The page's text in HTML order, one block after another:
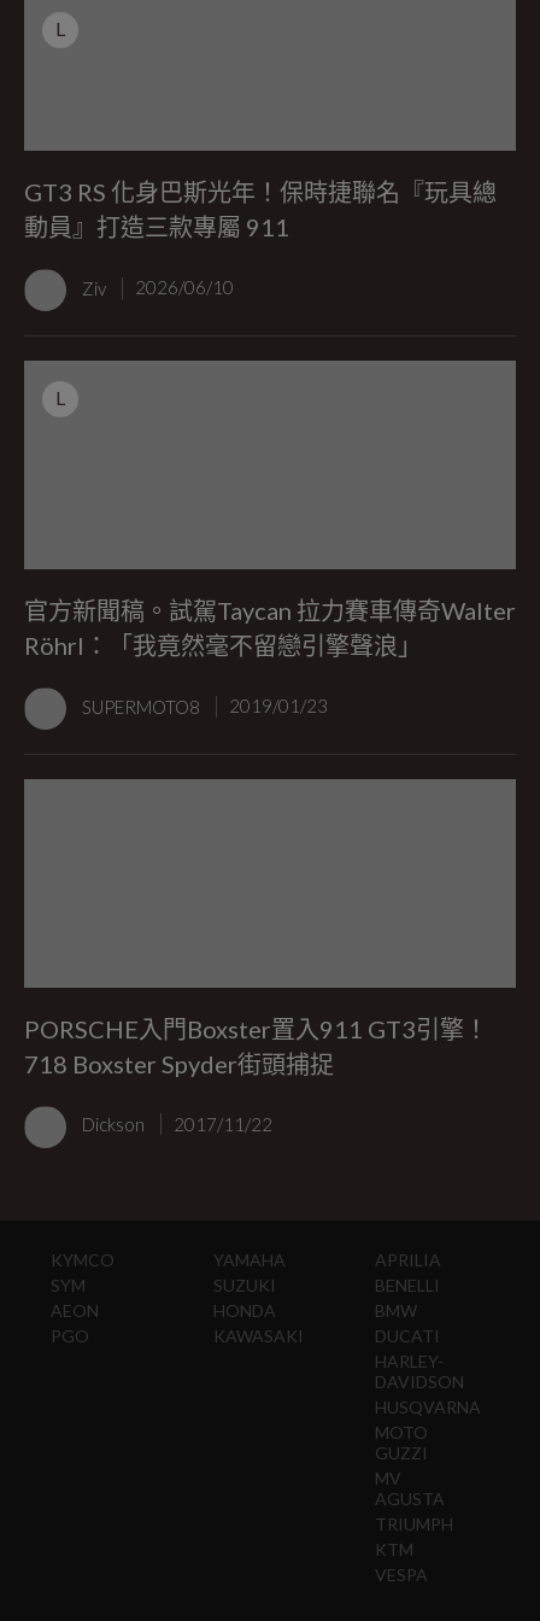
L
GT3 RS 化身巴斯光年！保時捷聯名『玩具總
動員』打造三款專屬 911
Ziv 2026/06/10
L
官方新聞稿。試駕Taycan 拉力賽車傳奇Walter
Röhrl：「我竟然毫不留戀引擎聲浪」
SUPERMOTO8 2019/01/23
PORSCHE入門Boxster置入911 GT3引擎！
718 Boxster Spyder街頭捕捉
Dickson 2017/11/22
KYMCO
SYM
AEON
PGO
YAMAHA
SUZUKI
HONDA
KAWASAKI
APRILIA
BENELLI
BMW
DUCATI
HARLEY-
DAVIDSON
HUSQVARNA
MOTO
GUZZI
MV
AGUSTA
TRIUMPH
KTM
VESPA